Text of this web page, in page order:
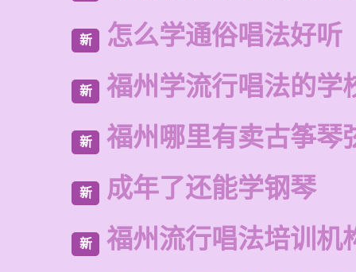
新 怎么学通俗唱法好听
新 福州学流行唱法的学
新 福州哪里有卖古筝琴
新 成年了还能学钢琴
新 福州流行唱法培训机